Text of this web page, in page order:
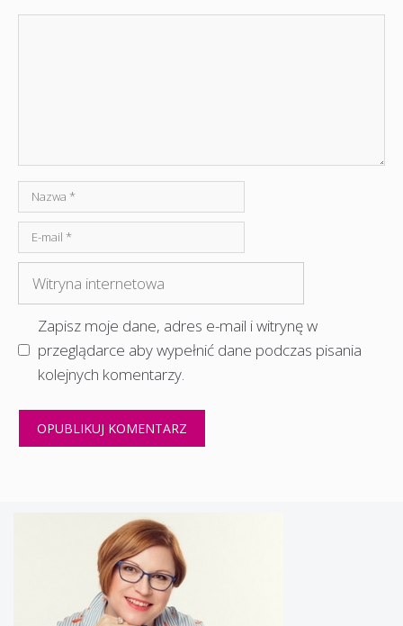
Nazwa
mail
internetowa
Zapisz moje dane, adres e-mail i witrynę w
przeglądarce aby wypełnić dane podczas pisania
kolejnych komentarzy.